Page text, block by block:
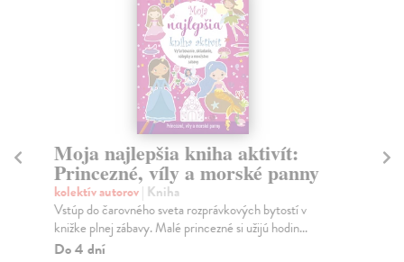
Moja najlepšia kniha aktivít:
Princezné, víly a morské panny
kolektív autorov| Kniha
Vstúp do čarovného sveta rozprávkových bytostí v
knižke plnej zábavy. Malé princezné si užijú hodin...
Do 4 dní